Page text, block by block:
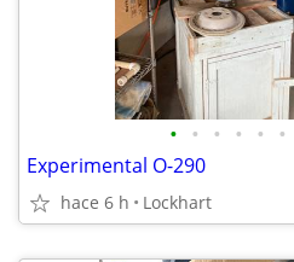
• • • • • •
Experimental O-290
hace 6 h Lockhart